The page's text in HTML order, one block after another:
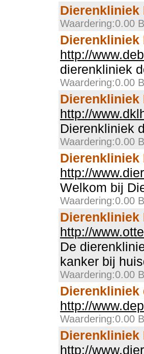
Dierenkliniek
Waardering:0.00
Dierenkliniek
http://
dierenkliniek
Waardering:0.00
Dierenkliniek
http://
Dierenkliniek
Waardering:0.00
Dierenkliniek
http://
Welkom bij
Waardering:0.00
Dierenkliniek
http://
De
kanker bij
Waardering:0.00
Dierenkliniek
http://
Waardering:0.00
Dierenkliniek
http://